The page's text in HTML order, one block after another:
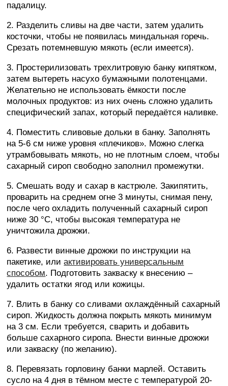
падалицу.
2. Разделить сливы на две части, затем удалить
косточки, чтобы не появилась миндальная горечь.
Срезать потемневшую мякоть (если имеется).
3. Простерилизовать трехлитровую банку кипятком,
затем вытереть насухо бумажными полотенцами.
Желательно не использовать ёмкости после
молочных продуктов: из них очень сложно удалить
специфический запах, который передаётся наливке.
4. Поместить сливовые дольки в банку. Заполнять
на 5-6 см ниже уровня «плечиков». Можно слегка
утрамбовывать мякоть, но не плотным слоем, чтобы
сахарный сироп свободно заполнил промежутки.
5. Смешать воду и сахар в кастрюле. Закипятить,
проварить на среднем огне 3 минуты, снимая пену,
после чего охладить полученный сахарный сироп
ниже 30 °C, чтобы высокая температура не
уничтожила дрожжи.
6. Развести винные дрожжи по инструкции на
пакетике, илиактивировать универсальным
способом. Подготовить закваску к внесению –
удалить остатки ягод или кожицы.
7. Влить в банку со сливами охлаждённый сахарный
сироп. Жидкость должна покрыть мякоть минимум
на 3 см. Если требуется, сварить и добавить
больше сахарного сиропа. Внести винные дрожжи
или закваску (по желанию).
8. Перевязать горловину банки марлей. Оставить
сусло на 4 дня в тёмном месте с температурой 20-